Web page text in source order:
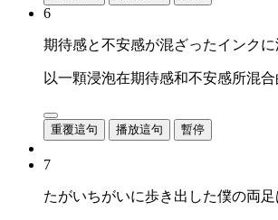
6
期待感と不安感が混ざったインク
以一顆浸泡在期待感和不安感所混
重覆這句 播放這句 暫停
7
たがいちがいに歩き出した僕の両足